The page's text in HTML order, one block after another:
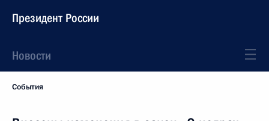
Президент России
Новости
События